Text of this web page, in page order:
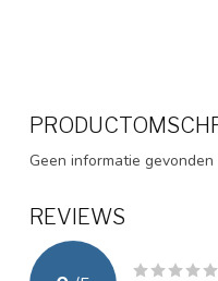
Geen informatie gevonden
REVIEWS